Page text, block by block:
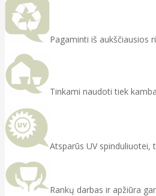
Pagaminti iš aukščiausios
Tinkami naudoti tiek
Atsparūs UV
Rankų darbas ir apžiūra